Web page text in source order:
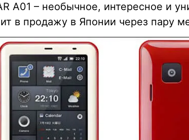
A01 – необычное, интересное и
в продажу в Японии через пару